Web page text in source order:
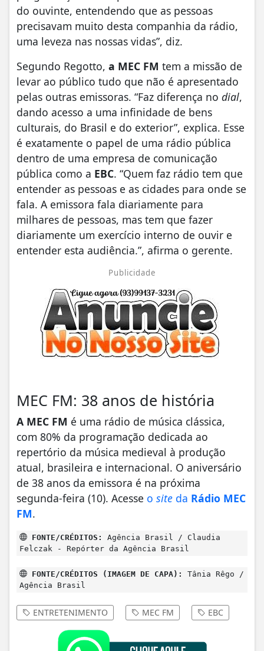
do ouvinte, entendendo que as pessoas
precisavam muito desta companhia da rádio,
uma leveza nas nossas vidas”, diz.
Segundo Regotto, a MEC FM tem a missão de
levar ao público tudo que não é apresentado
pelas outras emissoras. “Faz diferença no dial,
dando acesso a uma infinidade de bens
culturais, do Brasil e do exterior”, explica. Esse
é exatamente o papel de uma rádio pública
dentro de uma empresa de comunicação
pública como a EBC. “Quem faz rádio tem que
entender as pessoas e as cidades para onde se
fala. A emissora fala diariamente para
milhares de pessoas, mas tem que fazer
diariamente um exercício interno de ouvir e
entender esta audiência.”, afirma o gerente.
Publicidade
MEC FM: 38 anos de história
A MEC FM é uma rádio de música clássica,
com 80% da programação dedicada ao
repertório da música medieval à produção
atual, brasileira e internacional. O aniversário
de 38 anos da emissora é na próxima
segunda-feira (10). Acesse o site da Rádio MEC
FM.
FONTE/CRÉDITOS:
Agência Brasil / Claudia
Felczak - Repórter da Agência Brasil
FONTE/CRÉDITOS (IMAGEM DE CAPA):
Tânia Rêgo /
Agência Brasil
ENTRETENIMENTO MEC FM EBC